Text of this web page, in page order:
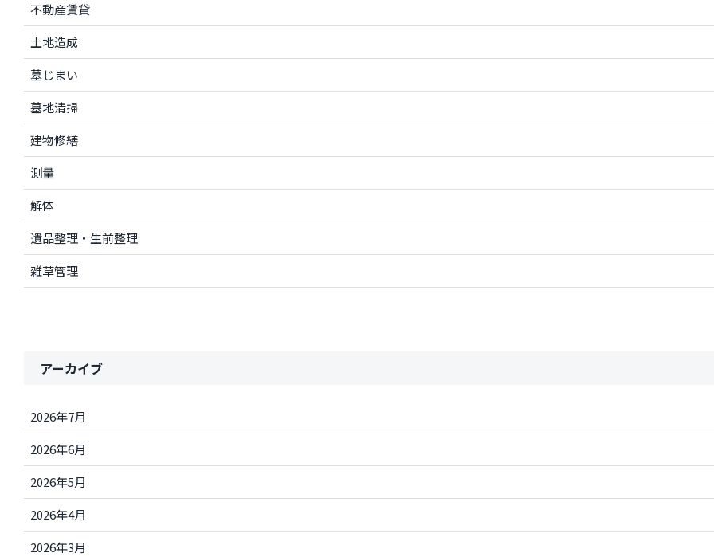
不動産賃貸
土地造成
墓じまい
墓地清掃
建物修繕
測量
解体
遺品整理・生前整理
雑草管理
アーカイブ
2026年7月
2026年6月
2026年5月
2026年4月
2026年3月